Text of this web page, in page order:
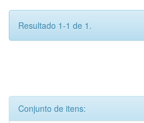
Resultado 1-1 de 1.
Conjunto de itens: